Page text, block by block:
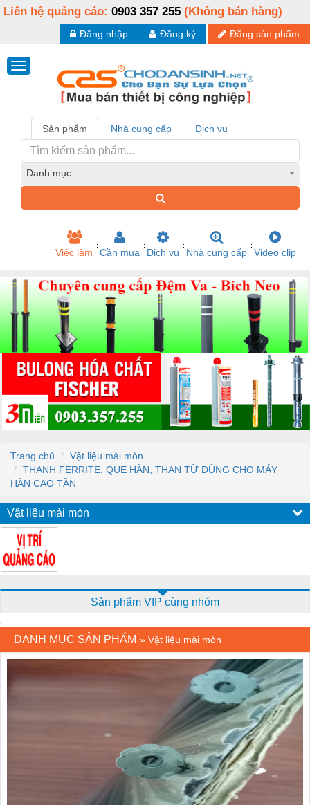
Liên hệ quảng cáo: 0903 357 255 (Không bán hàng)
Đăng sản phẩm
Đăng ký
Đăng nhập
Sản phẩm Nhà cung cấp Dịch vụ
Danh mục
Việc làm Cần mua Dịch vụ Nhà cung cấp Video clip
Trang chủ
Vật liệu mài mòn
THANH FERRITE, QUE HÀN, THAN TỪ DÙNG CHO MÁY
HÀN CAO TẦN
Vật liệu mài mòn
Sản phẩm VIP cùng nhóm
DANH MỤC SẢN PHẨM » Vật liệu mài mòn